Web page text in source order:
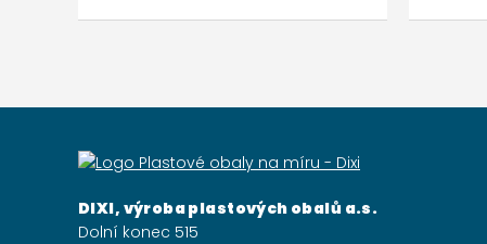
DIXI, výroba plastových obalů a.s.
Dolní konec 515